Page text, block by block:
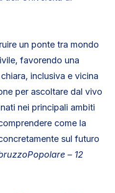
un ponte tra mondo
favorendo una
inclusiva e vicina
per ascoltare dal vivo
nei principali ambiti
come la
sul futuro
– 12